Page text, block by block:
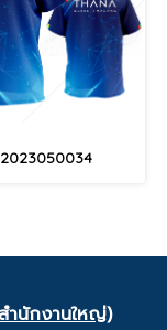
ำนักงานใหญ่)